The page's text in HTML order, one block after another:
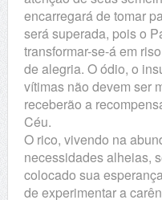
encarregará de tomar
será superada, pois o
transformar-se-á em
de alegria. O ódio, o
vítimas não devem ser
receberão a
Céu.
O rico, vivendo na
necessidades alheias,
colocado sua
de experimentar a